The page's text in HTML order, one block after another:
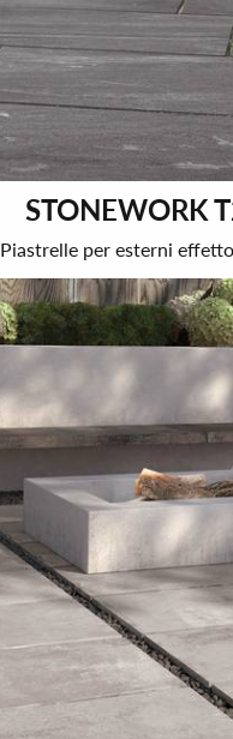
STONEWORK
Piastrelle per esterni